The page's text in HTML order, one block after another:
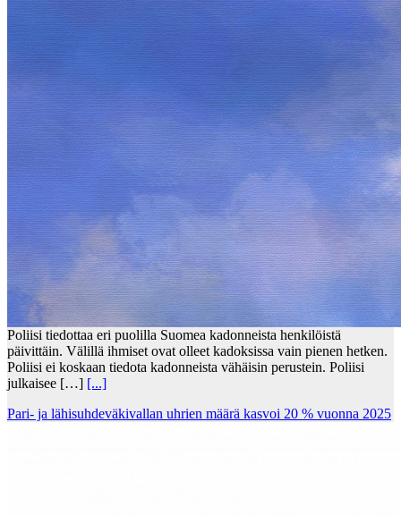
Poliisi tiedottaa eri puolilla Suomea kadonneista henkilöistä
päivittäin. Välillä ihmiset ovat olleet kadoksissa vain pienen hetken.
Poliisi ei koskaan tiedota kadonneista vähäisin perustein. Poliisi
julkaisee […] [...]
Pari- ja lähisuhdeväkivallan uhrien määrä kasvoi 20 % vuonna 2025